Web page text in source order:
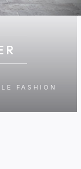
FASHION